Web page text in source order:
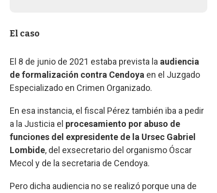
El caso
El 8 de junio de 2021 estaba prevista la audiencia
de formalización contra Cendoya en el Juzgado
Especializado en Crimen Organizado.
En esa instancia, el fiscal Pérez también iba a pedir
a la Justicia el procesamiento por abuso de
funciones del expresidente de la Ursec Gabriel
Lombide, del exsecretario del organismo Óscar
Mecol y de la secretaria de Cendoya.
Pero dicha audiencia no se realizó porque una de